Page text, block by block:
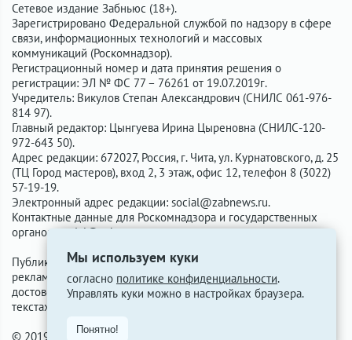
Мы используем куки
согласно политике конфиденциальности.
Управлять куки можно в настройках браузера.
Понятно!
Сетевое издание Забньюс (18+).
Зарегистрировано Федеральной службой по надзору в сфере
связи, информационных технологий и массовых
коммуникаций (Роскомнадзор).
Регистрационный номер и дата принятия решения о
регистрации: ЭЛ № ФС 77 – 76261 от 19.07.2019г.
Учредитель: Викулов Степан Александрович (СНИЛС 061-976-
814 97).
Главный редактор: Цынгуева Ирина Цыреновна (СНИЛС-120-
972-643 50).
Адрес редакции: 672027, Россия, г. Чита, ул. Курнатовского, д. 25
(ТЦ Город мастеров), вход 2, 3 этаж, офис 12, телефон 8 (3022)
57-19-19.
Электронный адрес редакции: social@zabnews.ru.
Контактные данные для Роскомнадзора и государственных
органов:
social@zabnews.ru.
Публикации с пометками «Реклама», «Выборы» оплачены
рекламодателем. Редакция сайта не несёт ответственности за
достоверность информации, содержащейся в рекламных
текстах.
© 2019-2026 ZabNews